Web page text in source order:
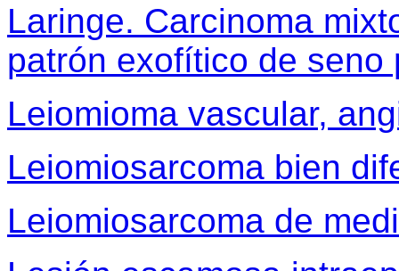
Laringe. Carcinoma
patrón exofítico de seno
Leiomioma vascular,
Leiomiosarcoma bien
Leiomiosarcoma de